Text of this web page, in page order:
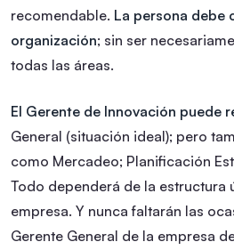
recomendable. La persona debe
organización; sin ser
todas las áreas.
El Gerente de Innovación puede
General (situación ideal); pero
como Mercadeo; Planificación
Todo dependerá de la estructura
empresa. Y nunca faltarán las
Gerente General de la empresa